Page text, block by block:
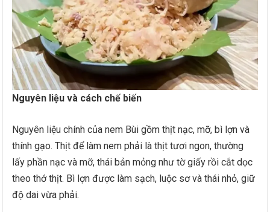
Nguyên liệu và cách chế biến
Nguyên liệu chính của nem Bùi gồm thịt nạc, mỡ, bì lợn và
thính gạo. Thịt để làm nem phải là thịt tươi ngon, thường
lấy phần nạc và mỡ, thái bản mỏng như tờ giấy rồi cắt dọc
theo thớ thịt. Bì lợn được làm sạch, luộc sơ và thái nhỏ, giữ
độ dai vừa phải.